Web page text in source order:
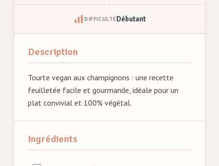
DIFFICULTÉDébutant
Description
Tourte vegan aux champignons : une recette
feuilletée facile et gourmande, idéale pour un
plat convivial et 100% végétal.
Ingrédients